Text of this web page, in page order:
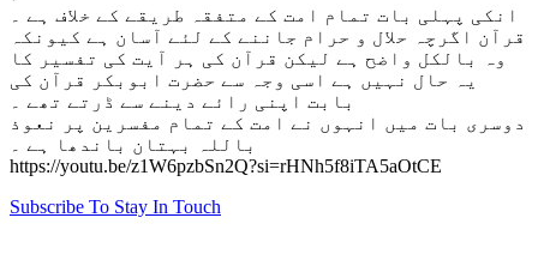
انکی پہلی بات تمام امت کے متفقہ طریقے کے خلاف ہے ۔
قرآن اگرچہ حلال و حرام جاننے کے لئے آسان ہے کیونکہ
وہ بالکل واضح ہے لیکن قرآن کی ہر آیت کی تفسیر کا
یہ حال نہیں ہے اسی وجہ سے حضرت ابوبکر قرآن کی
بابت اپنی رائے دینے سے ڈرتے تھے ۔
دوسری بات میں انہوں نے امت کے تمام مفسرین پر نعوذ
باللہ بہتان باندھا ہے ۔
https://youtu.be/z1W6pzbSn2Q?si=rHNh5f8iTA5aOtCE
Subscribe To Stay In Touch